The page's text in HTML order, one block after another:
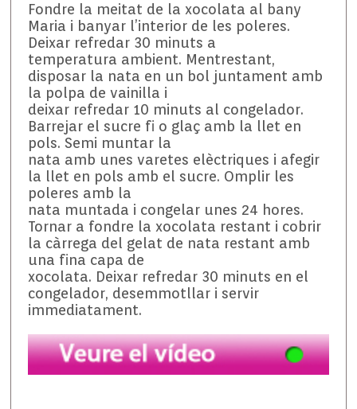
Fondre la meitat de la xocolata al bany
Maria i banyar l’interior de les poleres.
Deixar refredar 30 minuts a
temperatura ambient. Mentrestant,
disposar la nata en un bol juntament amb
la polpa de vainilla i
deixar refredar 10 minuts al congelador.
Barrejar el sucre fi o glaç amb la llet en
pols. Semi muntar la
nata amb unes varetes elèctriques i afegir
la llet en pols amb el sucre. Omplir les
poleres amb la
nata muntada i congelar unes 24 hores.
Tornar a fondre la xocolata restant i cobrir
la càrrega del gelat de nata restant amb
una fina capa de
xocolata. Deixar refredar 30 minuts en el
congelador, desemmotllar i servir
immediatament.